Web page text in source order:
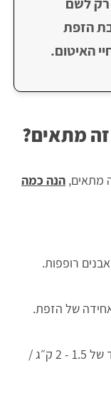
הזפת
האיטום.
זה מתאים?
מתאים, הנה כמה
אבנים רופפות.
של הזפת.
עובי אחיד של 1.5 - 2 ק״ג /